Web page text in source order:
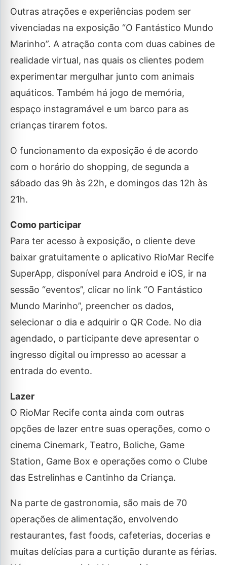
Outras atrações e experiências podem ser
vivenciadas na exposição “O Fantástico Mundo
Marinho”. A atração conta com duas cabines de
realidade virtual, nas quais os clientes podem
experimentar mergulhar junto com animais
aquáticos. Também há jogo de memória,
espaço instagramável e um barco para as
crianças tirarem fotos.
O funcionamento da exposição é de acordo
com o horário do shopping, de segunda a
sábado das 9h às 22h, e domingos das 12h às
21h.
Como participar
Para ter acesso à exposição, o cliente deve
baixar gratuitamente o aplicativo RioMar Recife
SuperApp, disponível para Android e iOS, ir na
sessão “eventos”, clicar no link “O Fantástico
Mundo Marinho”, preencher os dados,
selecionar o dia e adquirir o QR Code. No dia
agendado, o participante deve apresentar o
ingresso digital ou impresso ao acessar a
entrada do evento.
Lazer
O RioMar Recife conta ainda com outras
opções de lazer entre suas operações, como o
cinema Cinemark, Teatro, Boliche, Game
Station, Game Box e operações como o Clube
das Estrelinhas e Cantinho da Criança.
Na parte de gastronomia, são mais de 70
operações de alimentação, envolvendo
restaurantes, fast foods, cafeterias, docerias e
muitas delícias para a curtição durante as férias.